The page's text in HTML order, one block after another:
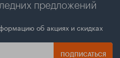
предложений
об акциях и скидках
ПОДПИСАТЬСЯ